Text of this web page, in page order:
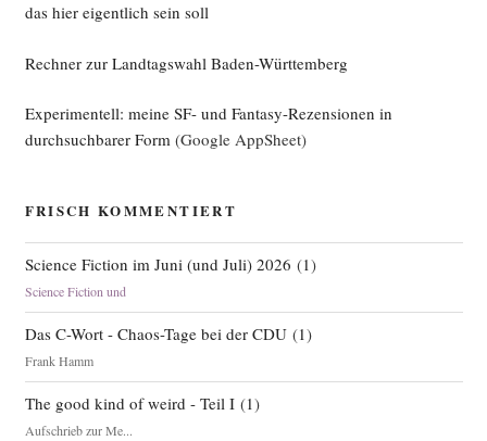
das hier eigentlich sein soll
Rechner zur Landtagswahl Baden-Württemberg
Experimentell: meine SF- und Fantasy-Rezensionen in
durchsuchbarer Form(Google AppSheet)
FRISCH KOMMENTIERT
Science Fiction im Juni (und Juli) 2026 (1)
Science Fiction und
Das C-Wort - Chaos-Tage bei der CDU(1)
Frank Hamm
The good kind of weird - Teil I(1)
Aufschrieb zur Me...